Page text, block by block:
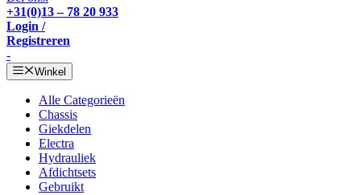
+31(0)13 – 78 20 933
Login /
Registreren
-
Winkel
Alle Categorieën
Chassis
Giekdelen
Electra
Hydrauliek
Afdichtsets
Gebruikt